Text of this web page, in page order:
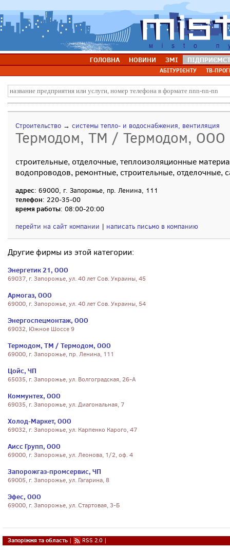
ГОЛОВНА НОВИНИ ЗМІ
АБІТУРІЄНТУ ТВ-
Строительство → системы тепло- и водоснабжения, вентиляция
Термодом, ТМ / Термодом, ООО
строительные, отделочные, теплоизоляционные
водопроводов, ремонтные, строительные, отделочные,
адрес: 69000, г. Запорожье, пр. Ленина, 111
телефон: 220-35-00
время работы: 08:00-20:00
перейти на сайт компании | написать письмо в компанию
Другие фирмы из этой категории:
Энергетик 21, ООО
69037, г. Запорожье, ул. 40 лет Сов. Украины, 45
Армогаз, ООО
69000, г. Запорожье, ул. 40 лет Сов. Украины, 54
Энергоспецмонтаж, ООО
69032, Южное Шоссе 9
Термодом, ТМ / Термодом, ООО
69000, г. Запорожье, пр. Ленина, 111
Цойс, ЧП
65035, г. Запорожье, ул. Волгоградская, 26-А
Коммунтех, ООО
69035, г. Запорожье, ул. Диагональная, 7
Холод-Маркет, ООО
69032, г. Запорожье, ул. Карпенко Карого, 47
Аисс Групп, ООО
69000, г. Запорожье, ул. Леонова, 1/2, оф. 4
Запорожгаз-промсервис, ЧП
69005, г. Запорожье, ул. Гагарина, 8
Эфес, ООО
69000, г. Запорожье, ул. Стартовая, 3-Б
Запоріжжя та область | RSS 2.0 |